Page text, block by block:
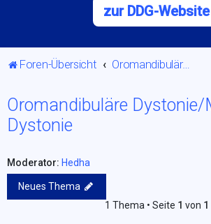
zur DDG-Website
Foren-Übersicht Oromandibuläre Dystonie/Mund-Kiefer-Dystonie
Oromandibuläre Dystonie/
Dystonie
Moderator: Hedha
Neues Thema
1 Thema • Seite 1 von 1